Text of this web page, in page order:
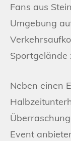
Fans aus
Umgebung
Sportgelände
Neben einen
Event